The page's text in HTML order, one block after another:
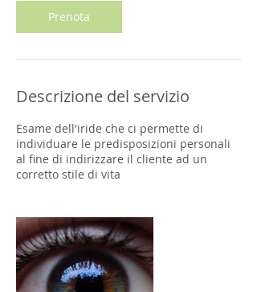
Prenota
Descrizione del servizio
Esame dell'iride che ci permette di
individuare le predisposizioni personali
al fine di indirizzare il cliente ad un
corretto stile di vita